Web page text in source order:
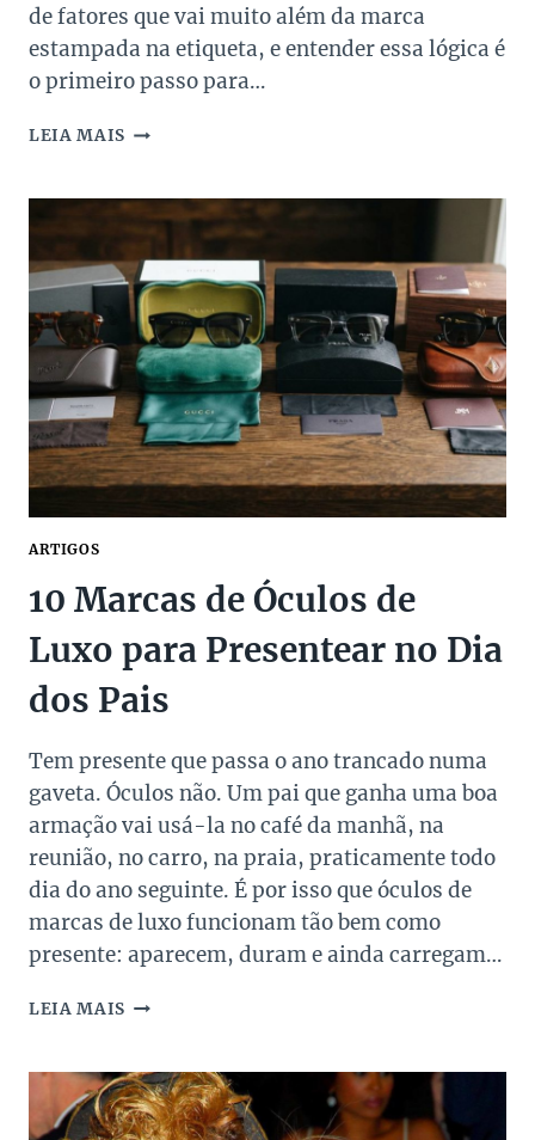
de fatores que vai muito além da marca
estampada na etiqueta, e entender essa lógica é
o primeiro passo para…
LEIA MAIS QUANTO
BOLSA
DE
LUXO
SEMINOVA?
GUIA
DE
AVALIAÇÃO
CONSIGNAÇÃO
ARTIGOS
10 Marcas de Óculos de
Luxo para Presentear no Dia
dos Pais
Tem presente que passa o ano trancado numa
gaveta. Óculos não. Um pai que ganha uma boa
armação vai usá-la no café da manhã, na
reunião, no carro, na praia, praticamente todo
dia do ano seguinte. É por isso que óculos de
marcas de luxo funcionam tão bem como
presente: aparecem, duram e ainda carregam…
LEIA MAIS 10
ÓCULOS
DE
LUXO